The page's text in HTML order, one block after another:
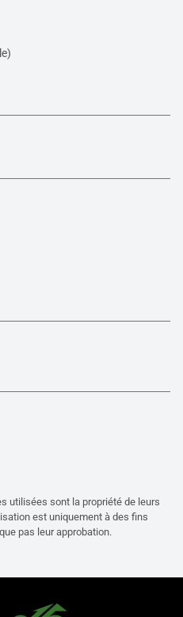
utilisées sont la propriété de leurs
est uniquement à des fins
pas leur approbation.